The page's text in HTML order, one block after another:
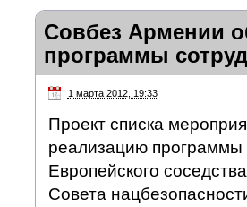
Совбез Армении
программы
1 марта 2012, 19:33
Проект списка
реализацию программы
Европейского
Совета